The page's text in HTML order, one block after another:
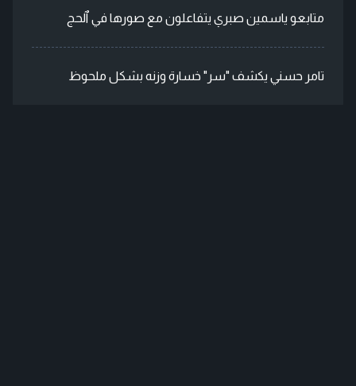
متابعو ياسمين صبري يتفاعلون مع صورها في ٱلحج
تامر حسني يكشف "سر" خسارة وزنه بشكل ملحوظ